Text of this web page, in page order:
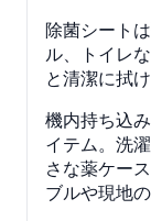
除菌シート
ル、トイレ
と清潔に拭
機内持ち込
イテム。洗
さな薬ケー
ブルや現地